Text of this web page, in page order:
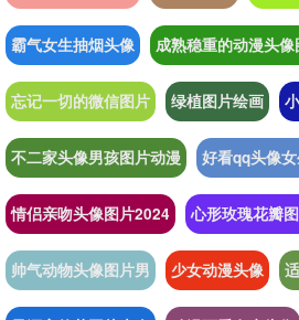
霸气女生抽烟头像 成熟稳重的动漫头像
忘记一切的微信图片 绿植图片绘画
不二家头像男孩图片动漫 好看qq头像
情侣亲吻头像图片2024 心形玫瑰花瓣
帅气动物头像图片男 少女动漫头像